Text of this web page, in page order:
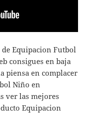
de Equipacion Futbol
consigues en baja
piensa en complacer
Niño en
ver las mejores
Equipacion